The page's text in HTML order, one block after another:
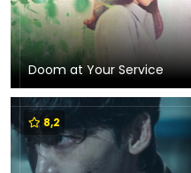
Doom at Your Service
8,2